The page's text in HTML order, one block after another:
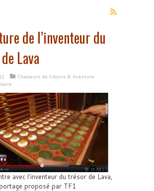
de l’inventeur du
Lava
Chasseurs de trésors & Aventure
avec l'inventeur du trésor de Lava,
proposé par TF1